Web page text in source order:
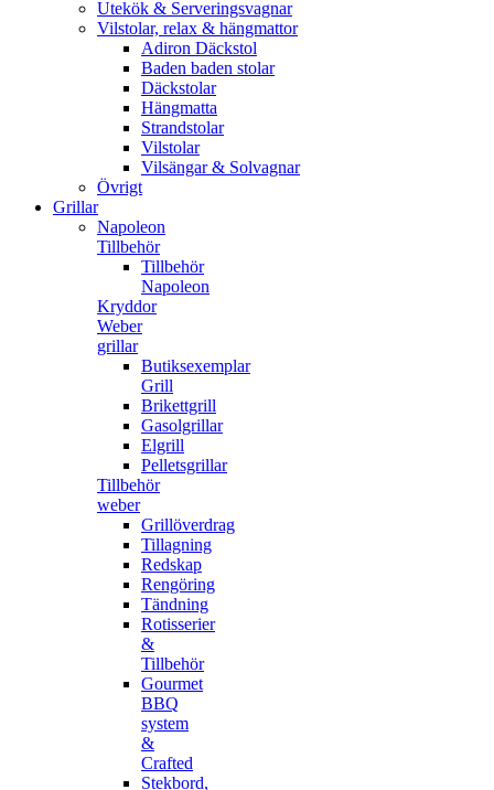
Utekök & Serveringsvagnar
Vilstolar, relax & hängmattor
Adiron Däckstol
Baden baden stolar
Däckstolar
Hängmatta
Strandstolar
Vilstolar
Vilsängar & Solvagnar
Övrigt
Grillar
Napoleon
Tillbehör
Tillbehör
Napoleon
Kryddor
Weber
grillar
Butiksexemplar
Grill
Brikettgrill
Gasolgrillar
Elgrill
Pelletsgrillar
Tillbehör
weber
Grillöverdrag
Tillagning
Redskap
Rengöring
Tändning
Rotisserier
&
Tillbehör
Gourmet
BBQ
system
&
Crafted
Stekbord,